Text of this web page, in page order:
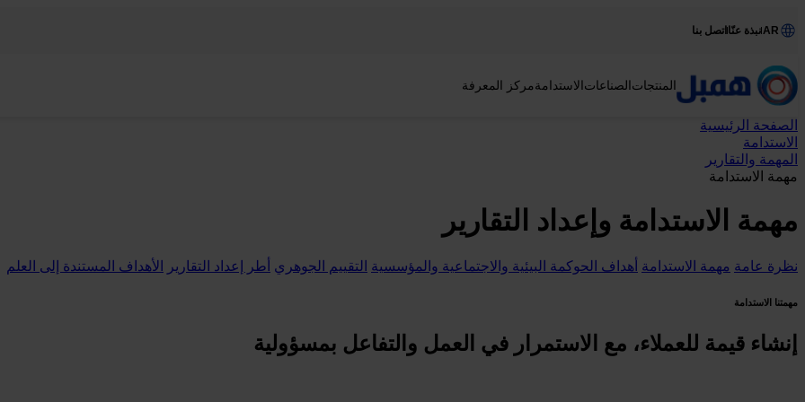
AR نبذة عنّا اتصل بنا
المنتجات الصناعات الاستدامة مركز المعرفة
الصفحة الرئيسية
الاستدامة
المهمة والتقارير
مهمة الاستدامة
مهمة الاستدامة وإعداد التقارير
نظرة عامة مهمة الاستدامة أهداف الحوكمة البيئية والاجتماعية والمؤسسية التقييم الجوهري أطر إعداد التقارير الأهداف المستندة إلى العلم
مهمتنا الاستدامة
إنشاء قيمة للعملاء، مع الاستمرار في العمل والتفاعل بمسؤولية